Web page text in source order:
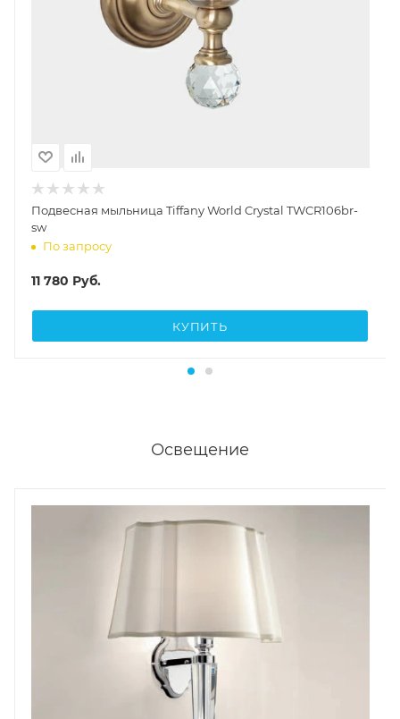
Подвесная мыльница Tiffany World Crystal TWCR106br-
sw
По запросу
11 780 Руб.
КУПИТЬ
Освещение